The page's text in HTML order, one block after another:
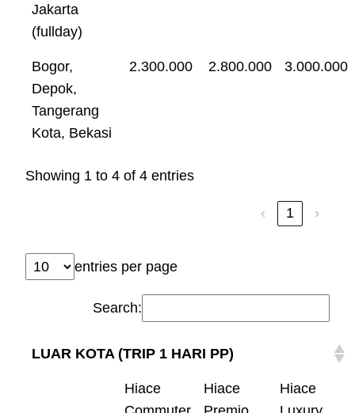
Jakarta
(fullday)
Bogor,
Depok,
Tangerang
Kota, Bekasi
2.300.000 2.800.000 3.000.000
Showing 1 to 4 of 4 entries
‹ 1 ›
entries per page
Search:
LUAR KOTA (TRIP 1 HARI PP)
Hiace
Hiace
Hiace